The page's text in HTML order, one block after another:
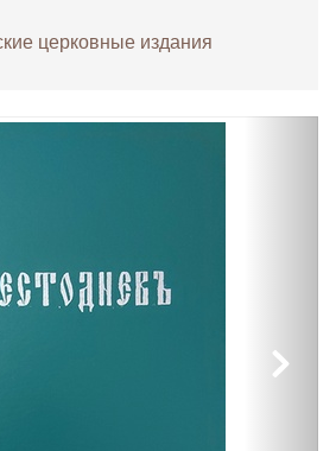
церковные издания